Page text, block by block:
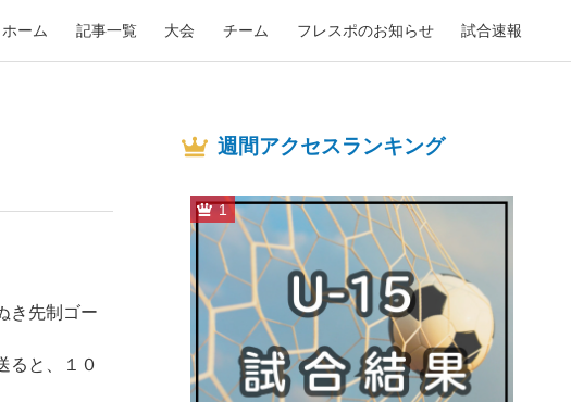
ホーム 記事一覧 大会 チーム フレスポのお知らせ 試合速報
き先制ゴー
ると、１０
週間アクセスランキング
1